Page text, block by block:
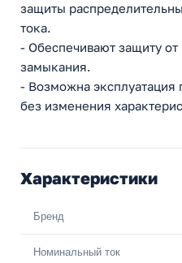
защиты
тока.
- Обеспечивают защиту от
замыкания.
- Возможна эксплуатация
без изменения
Характеристики
Бренд
Номинальный ток